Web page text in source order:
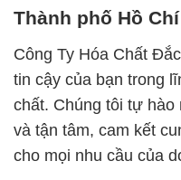
Thành phố Hồ
Công Ty Hóa Chất
tin cậy của bạn trong
chất. Chúng tôi tự
và tận tâm, cam kết
cho mọi nhu cầu của